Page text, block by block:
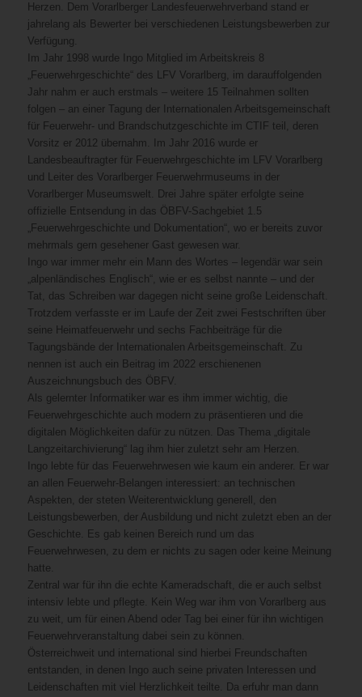
Herzen. Dem Vorarlberger Landesfeuerwehrverband stand er
jahrelang als Bewerter bei verschiedenen Leistungsbewerben zur
Verfügung.
Im Jahr 1998 wurde Ingo Mitglied im Arbeitskreis 8
„Feuerwehrgeschichte“ des LFV Vorarlberg, im darauffolgenden
Jahr nahm er auch erstmals – weitere 15 Teilnahmen sollten
folgen – an einer Tagung der Internationalen Arbeitsgemeinschaft
für Feuerwehr- und Brandschutzgeschichte im CTIF teil, deren
Vorsitz er 2012 übernahm. Im Jahr 2016 wurde er
Landesbeauftragter für Feuerwehrgeschichte im LFV Vorarlberg
und Leiter des Vorarlberger Feuerwehrmuseums in der
Vorarlberger Museumswelt. Drei Jahre später erfolgte seine
offizielle Entsendung in das ÖBFV-Sachgebiet 1.5
„Feuerwehrgeschichte und Dokumentation“, wo er bereits zuvor
mehrmals gern gesehener Gast gewesen war.
Ingo war immer mehr ein Mann des Wortes – legendär war sein
„alpenländisches Englisch“, wie er es selbst nannte – und der
Tat, das Schreiben war dagegen nicht seine große Leidenschaft.
Trotzdem verfasste er im Laufe der Zeit zwei Festschriften über
seine Heimatfeuerwehr und sechs Fachbeiträge für die
Tagungsbände der Internationalen Arbeitsgemeinschaft. Zu
nennen ist auch ein Beitrag im 2022 erschienenen
Auszeichnungsbuch des ÖBFV.
Als gelernter Informatiker war es ihm immer wichtig, die
Feuerwehrgeschichte auch modern zu präsentieren und die
digitalen Möglichkeiten dafür zu nützen. Das Thema „digitale
Langzeitarchivierung“ lag ihm hier zuletzt sehr am Herzen.
Ingo lebte für das Feuerwehrwesen wie kaum ein anderer. Er war
an allen Feuerwehr-Belangen interessiert: an technischen
Aspekten, der steten Weiterentwicklung generell, den
Leistungsbewerben, der Ausbildung und nicht zuletzt eben an der
Geschichte. Es gab keinen Bereich rund um das
Feuerwehrwesen, zu dem er nichts zu sagen oder keine Meinung
hatte.
Zentral war für ihn die echte Kameradschaft, die er auch selbst
intensiv lebte und pflegte. Kein Weg war ihm von Vorarlberg aus
zu weit, um für einen Abend oder Tag bei einer für ihn wichtigen
Feuerwehrveranstaltung dabei sein zu können.
Österreichweit und international sind hierbei Freundschaften
entstanden, in denen Ingo auch seine privaten Interessen und
Leidenschaften mit viel Herzlichkeit teilte. Da erfuhr man dann